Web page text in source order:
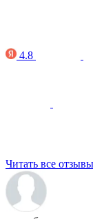
4.8
Читать все